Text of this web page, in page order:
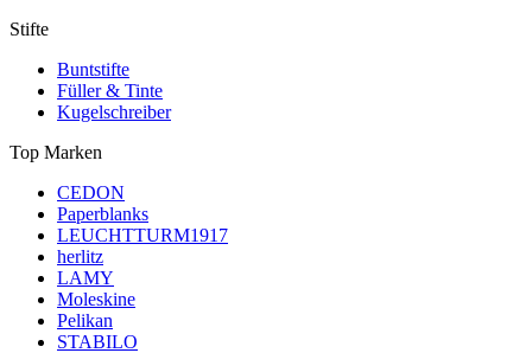
Stifte
Buntstifte
Füller & Tinte
Kugelschreiber
Top Marken
CEDON
Paperblanks
LEUCHTTURM1917
herlitz
LAMY
Moleskine
Pelikan
STABILO